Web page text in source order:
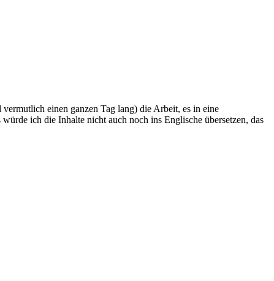
einen ganzen Tag lang) die Arbeit, es in eine
ich die Inhalte nicht auch noch ins Englische übersetzen, das